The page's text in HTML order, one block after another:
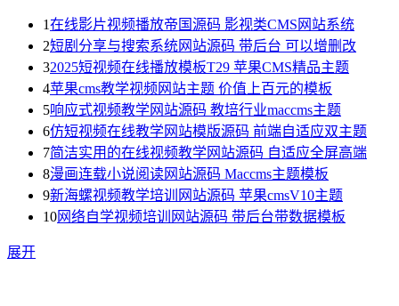
1在线影片视频播放帝国源码 影视类CMS网站系统
2短剧分享与搜索系统网站源码 带后台 可以增删改
32025短视频在线播放模板T29 苹果CMS精品主题
4苹果cms教学视频网站主题 价值上百元的模板
5响应式视频教学网站源码 教培行业maccms主题
6仿短视频在线教学网站模版源码 前端自适应双主题
7简洁实用的在线视频教学网站源码 自适应全屏高端
8漫画连载小说阅读网站源码 Maccms主题模板
9新海螺视频教学培训网站源码 苹果cmsV10主题
10网络自学视频培训网站源码 带后台带数据模板
展开